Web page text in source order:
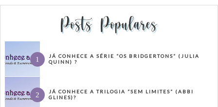
Posts Populares
JÁ CONHECE A SÉRIE “OS BRIDGERTONS” (JULIA
QUINN) ?
JÁ CONHECE A TRILOGIA “SEM LIMITES” (ABBI
GLINES)?